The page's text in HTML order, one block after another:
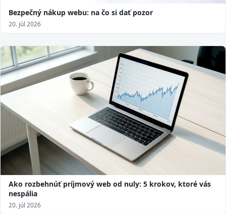
Bezpečný nákup webu: na čo si dať pozor
20. júl 2026
Ako rozbehnúť príjmový web od nuly: 5 krokov, ktoré vás
nespália
20. júl 2026